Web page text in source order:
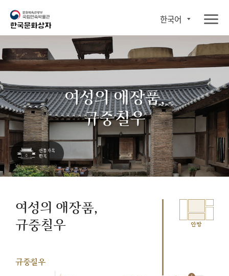
한국어
여성의 애장품,
규중칠우
여성의 애장품,
규중칠우
안방
규중칠우